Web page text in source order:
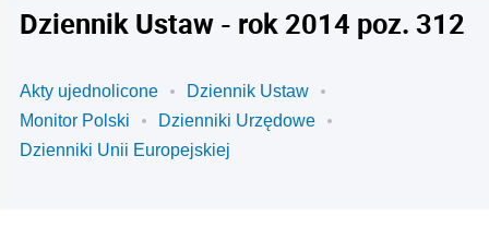
Dziennik Ustaw - rok 2014 poz. 312
Akty ujednolicone
Dziennik Ustaw
Monitor Polski
Dzienniki Urzędowe
Dzienniki Unii Europejskiej